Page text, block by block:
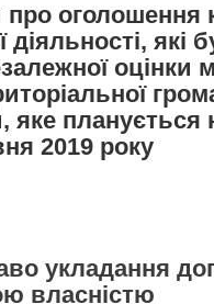
оголошення
діяльності, які
оцінки
яке планується
2019 року
укладання
власністю